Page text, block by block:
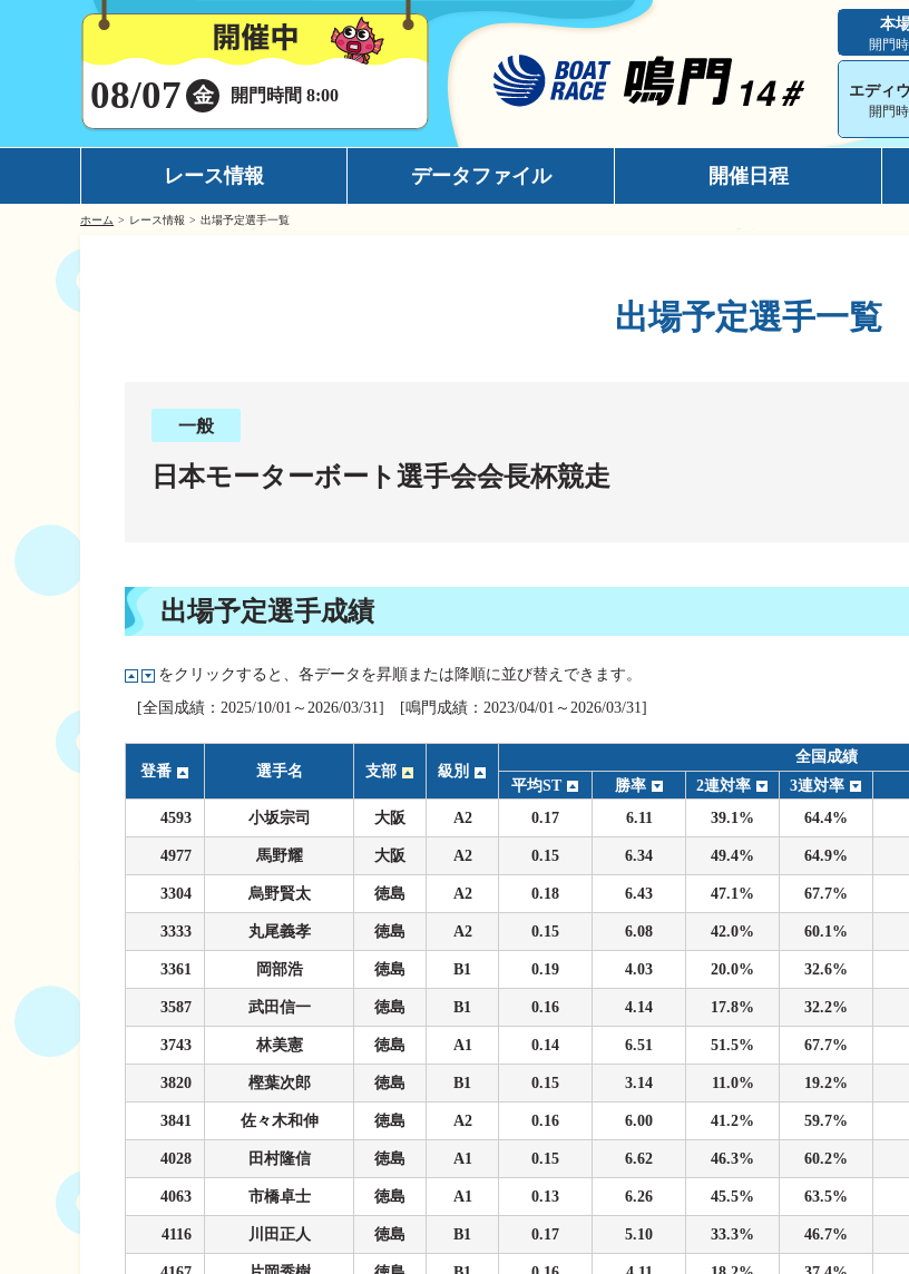
08/07 金 開門時間 8:00
本
開門
エディ
開門
レース情報
シリーズインデックス
出走表・前日予想PDF
データファイル
過去の優勝戦レース
徳島支部選手一覧
新人選手紹介
開催日程
ホーム レース情報 出場予定選手一覧
出場予定選手一覧
一般
日本モーターボート選手会会長杯競走
出場予定選手成績
をクリックすると、各データを昇順または降順に並び替えできます。
[全国成績：2025/10/01～2026/03/31] [鳴門成績：2023/04/01～2026/03/31]
登番 選手名 支部 級別
全国成績
平均ST
勝率 2連対率 3連対率
4593
小坂宗司 大阪 A2 0.17 6.11 39.1% 64.4%
4977 馬野耀 大阪 A2 0.15 6.34 49.4% 64.9%
3304 烏野賢太 徳島 A2 0.18 6.43 47.1% 67.7%
3333 丸尾義孝 徳島 A2 0.15 6.08 42.0% 60.1%
3361 岡部浩 徳島 B1 0.19 4.03 20.0% 32.6%
3587 武田信一 徳島 B1 0.16 4.14 17.8% 32.2%
3743 林美憲 徳島 A1 0.14 6.51 51.5% 67.7%
3820 樫葉次郎 徳島 B1 0.15 3.14 11.0% 19.2%
3841 佐々木和伸 徳島 A2 0.16 6.00 41.2% 59.7%
4028 田村隆信 徳島 A1 0.15 6.62 46.3% 60.2%
4063 市橋卓士 徳島 A1 0.13 6.26 45.5% 63.5%
4116 川田正人 徳島 B1 0.17 5.10 33.3% 46.7%